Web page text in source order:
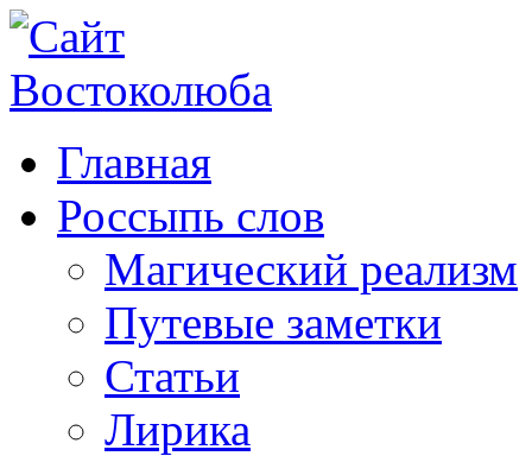
Главная
Россыпь слов
Магический реализм
Путевые заметки
Статьи
Лирика